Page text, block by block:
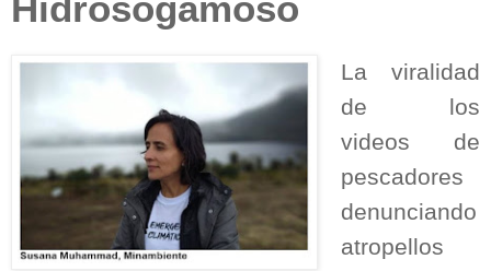
Hidrosogamoso
La viralidad
de los
videos de
pescadores
denunciando
atropellos